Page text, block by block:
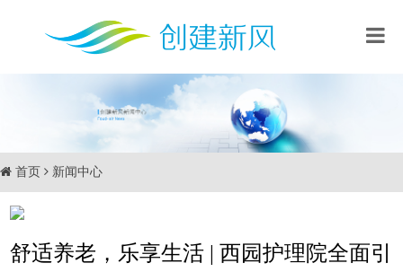
首页 新闻中心
舒适养老，乐享生活 | 西园护理院全面引